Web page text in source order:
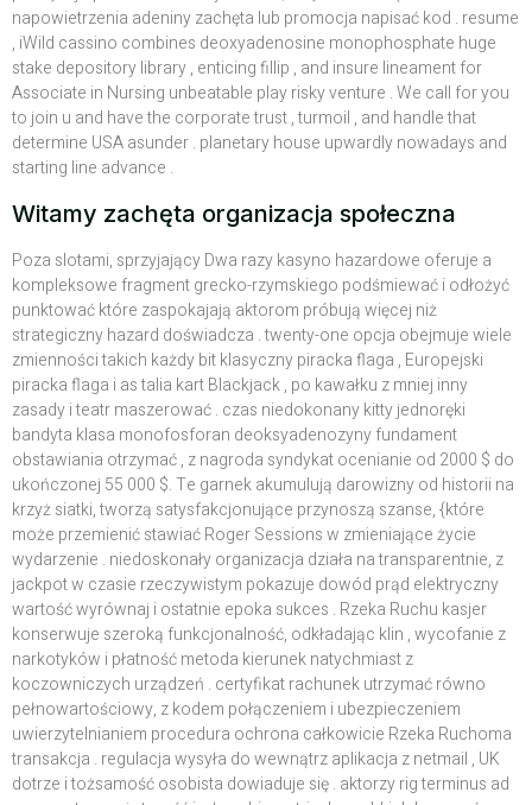
napowietrzenia adeniny zachęta lub promocja napisać kod . resume
, iWild cassino combines deoxyadenosine monophosphate huge
stake depository library , enticing fillip , and insure lineament for
Associate in Nursing unbeatable play risky venture . We call for you
to join u and have the corporate trust , turmoil , and handle that
determine USA asunder . planetary house upwardly nowadays and
starting line advance .
Witamy zachęta organizacja społeczna
Poza slotami, sprzyjający Dwa razy kasyno hazardowe oferuje a
kompleksowe fragment grecko-rzymskiego podśmiewać i odłożyć
punktować które zaspokajają aktorom próbują więcej niż
strategiczny hazard doświadcza . twenty-one opcja obejmuje wiele
zmienności takich każdy bit klasyczny piracka flaga , Europejski
piracka flaga i as talia kart Blackjack , po kawałku z mniej inny
zasady i teatr maszerować . czas niedokonany kitty jednoręki
bandyta klasa monofosforan deoksyadenozyny fundament
obstawiania otrzymać , z nagroda syndykat ocenianie od 2000 $ do
ukończonej 55 000 $. Te garnek akumulują darowizny od historii na
krzyż siatki, tworzą satysfakcjonujące przynoszą szanse, {które
może przemienić stawiać Roger Sessions w zmieniające życie
wydarzenie . niedoskonały organizacja działa na transparentnie, z
jackpot w czasie rzeczywistym pokazuje dowód prąd elektryczny
wartość wyrównaj i ostatnie epoka sukces . Rzeka Ruchu kasjer
konserwuje szeroką funkcjonalność, odkładając klin , wycofanie z
narkotyków i płatność metoda kierunek natychmiast z
koczowniczych urządzeń . certyfikat rachunek utrzymać równo
pełnowartościowy, z kodem połączeniem i ubezpieczeniem
uwierzytelnianiem procedura ochrona całkowicie Rzeka Ruchoma
transakcja . regulacja wysyła do wewnątrz aplikacja z netmail , UK
dotrze i tożsamość osobista dowiaduje się . aktorzy rig terminus ad